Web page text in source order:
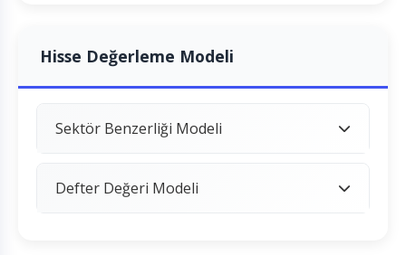
Hisse Değerleme Modeli
Sektör Benzerliği Modeli
Defter Değeri Modeli